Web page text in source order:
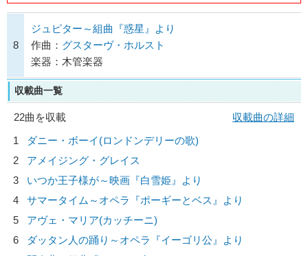
8
ジュピター～組曲『惑星』より
作曲： グスターヴ・ホルスト
楽器：木管楽器
収載曲一覧
22曲を収載
収載曲の詳細
1
ダニー・ボーイ(ロンドンデリーの歌)
2
アメイジング・グレイス
3
いつか王子様が～映画『白雪姫』より
4
サマータイム～オペラ『ポーギーとベス』より
5
アヴェ・マリア(カッチーニ)
6
ダッタン人の踊り～オペラ『イーゴリ公』より